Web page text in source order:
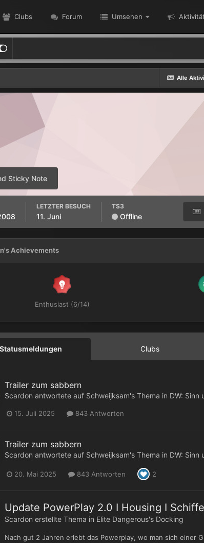
Clubs Forum Umsehen
Alle
Sticky Note
LETZTER BESUCH
11. Juni
TS3
Offline
Achievements
Enthusiast (6/14)
Statusmeldungen Clubs
Trailer zum sabbern
Scardon antwortete auf Schweijksam's Thema in DW: Sinn
15. Juli 2025 843 Antworten
Trailer zum sabbern
Scardon antwortete auf Schweijksam's Thema in DW: Sinn
20. Mai 2025 843 Antworten 2
Update PowerPlay 2.0 I Housing I
Scardon erstellte Thema in Elite Dangerous's Docking
Nach gut 2 Jahren erlebt das Powerplay, wo man sich einer